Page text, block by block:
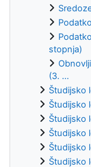
stopnja)
(3. ...
Študijsko
Študijsko
Študijsko
Študijsko
Študijsko
Študijsko